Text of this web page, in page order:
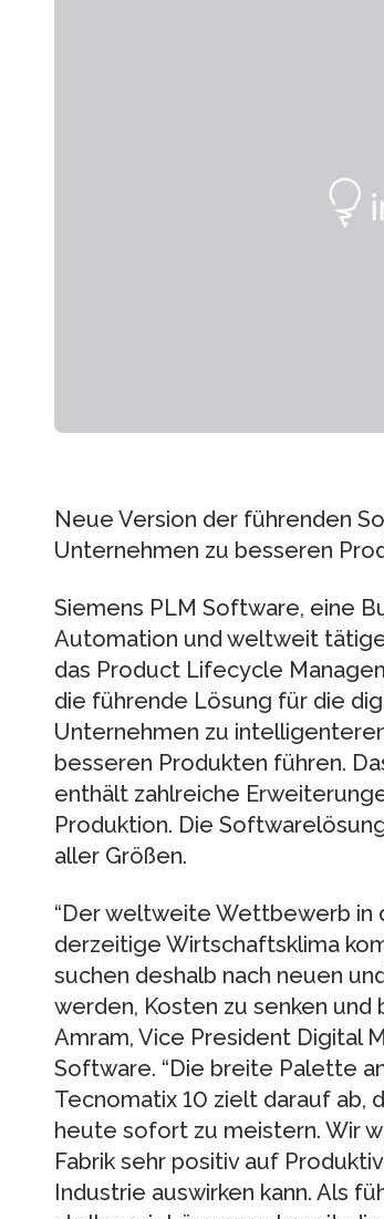
Neue Version der führenden
Unternehmen zu besseren
Siemens PLM Software, eine
Automation und weltweit
das Product Lifecycle
die führende Lösung für die
Unternehmen zu
besseren Produkten führen.
enthält zahlreiche
Produktion. Die
aller Größen.
“Der weltweite Wettbewerb in
derzeitige Wirtschaftsklima
suchen deshalb nach neuen
werden, Kosten zu senken und
Amram, Vice President Digital
Software. “Die breite Palette
Tecnomatix 10 zielt darauf ab,
heute sofort zu meistern. Wir
Fabrik sehr positiv auf
Industrie auswirken kann. Als